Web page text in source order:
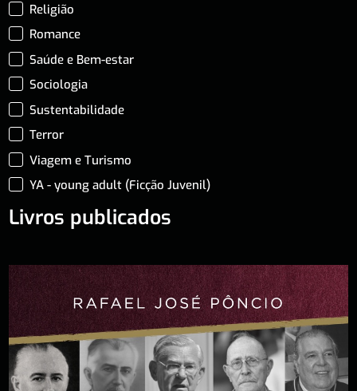
Religião
Romance
Saúde e Bem-estar
Sociologia
Sustentabilidade
Terror
Viagem e Turismo
YA - young adult (Ficção Juvenil)
Livros publicados